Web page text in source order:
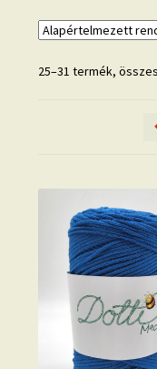
25–31 termék,